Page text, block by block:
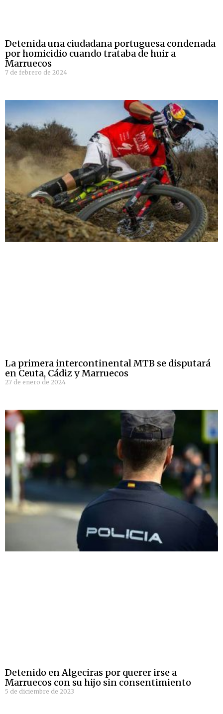
Detenida una ciudadana portuguesa condenada
por homicidio cuando trataba de huir a
Marruecos
7 de febrero de 2024
La primera intercontinental MTB se disputará
en Ceuta, Cádiz y Marruecos
27 de enero de 2024
Detenido en Algeciras por querer irse a
Marruecos con su hijo sin consentimiento
5 de diciembre de 2023